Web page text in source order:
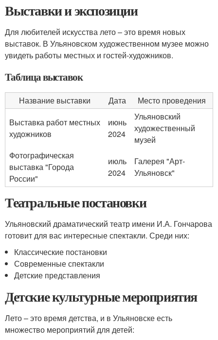
Выставки и экспозиции
Для любителей искусства лето – это время новых
выставок. В Ульяновском художественном музее можно
увидеть работы местных и гостей-художников.
Таблица выставок
Название выставки Дата
Место проведения
Выставка работ местных
художников
июнь
2024
Ульяновский
художественный
музей
Фотографическая
выставка "Города
России"
июль
2024
Галерея "Арт-
Ульяновск"
Театральные постановки
Ульяновский драматический театр имени И.А. Гончарова
готовит для вас интересные спектакли. Среди них:
Классические постановки
Современные спектакли
Детские представления
Детские культурные мероприятия
Лето – это время детства, и в Ульяновске есть
множество мероприятий для детей: